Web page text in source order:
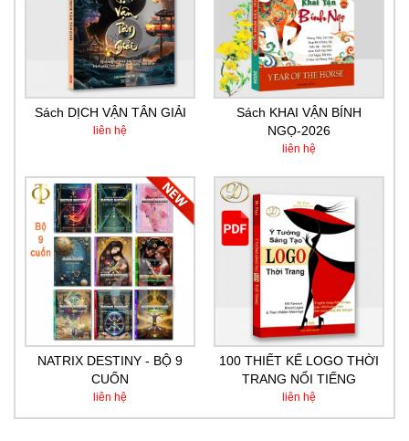
Sách DỊCH VẬN TÂN GIẢI
liên hệ
Sách KHAI VẬN BÍNH
NGỌ-2026
liên hệ
NATRIX DESTINY - BỘ 9
CUỐN
liên hệ
100 THIẾT KẾ LOGO THỜI
TRANG NỔI TIẾNG
liên hệ